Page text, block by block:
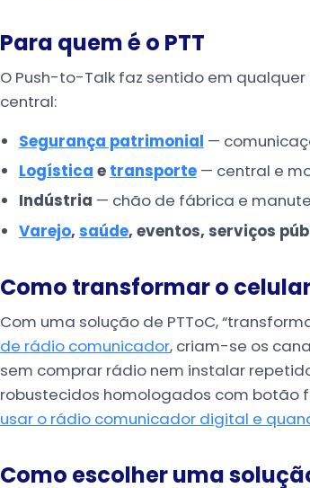
Para quem é o PTT
O Push-to-Talk faz sentido em
central:
Segurança patrimonial —
Logística e transporte— central e
Indústria — chão de fábrica e
Varejo, saúde, eventos, serviços
Como transformar o
Com uma solução de PTToC,
de rádio comunicador, criam-se os
sem comprar rádio nem instalar
robustecidos homologados com botão
usar o rádio comunicador digital e
Como escolher uma